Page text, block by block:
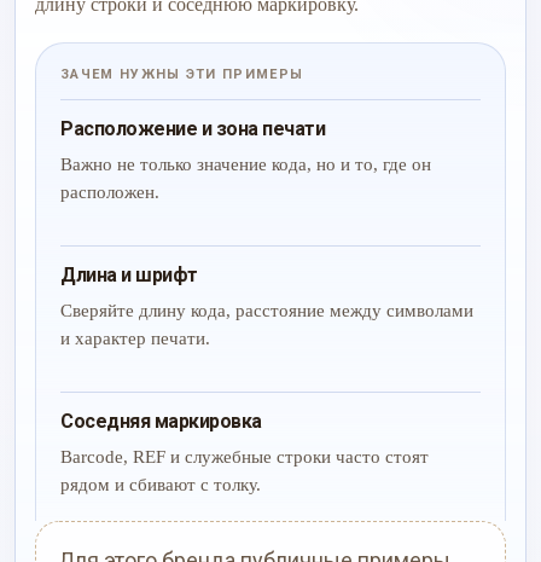
длину строки и соседнюю маркировку.
ЗАЧЕМ НУЖНЫ ЭТИ ПРИМЕРЫ
Расположение и зона печати
Важно не только значение кода, но и то, где он
расположен.
Длина и шрифт
Сверяйте длину кода, расстояние между символами
и характер печати.
Соседняя маркировка
Barcode, REF и служебные строки часто стоят
рядом и сбивают с толку.